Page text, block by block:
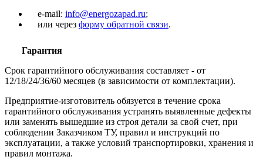
e-mail: info@energozapad.ru;
или через форму обратной связи.
Гарантия
Срок гарантийного обслуживания составляет - от
12/18/24/36/60 месяцев (в зависимости от комплектации).
Предприятие-изготовитель обязуется в течение срока
гарантийного обслуживания устранять выявленные дефекты
или заменять вышедшие из строя детали за свой счет, при
соблюдении Заказчиком ТУ, правил и инструкций по
эксплуатации, а также условий транспортировки, хранения и
правил монтажа.